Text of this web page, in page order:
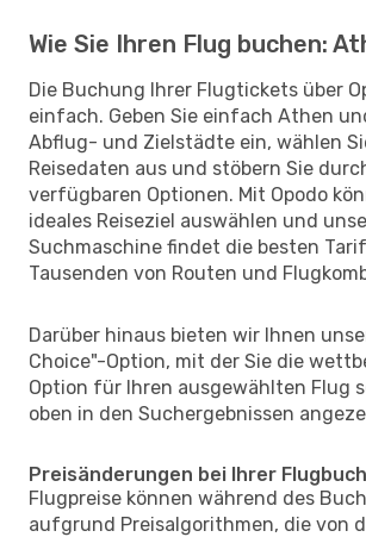
Wie Sie Ihren Flug buchen:
Die Buchung Ihrer Flugtickets über
einfach. Geben Sie einfach Athen
Abflug- und Zielstädte ein, wählen
Reisedaten aus und stöbern Sie
verfügbaren Optionen. Mit Opodo
ideales Reiseziel auswählen und
Suchmaschine findet die besten
Tausenden von Routen und
Darüber hinaus bieten wir Ihnen
Choice"-Option, mit der Sie die
Option für Ihren ausgewählten Flug
oben in den Suchergebnissen
Preisänderungen bei Ihrer
Flugpreise können während des
aufgrund Preisalgorithmen, die von